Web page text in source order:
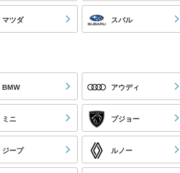
マツダ スバル
BMW アウディ
ミニ プジョー
ジープ ルノー